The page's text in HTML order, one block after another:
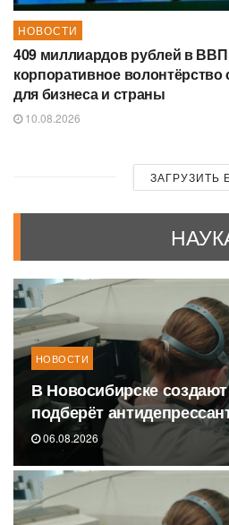
НОВОСТИ
409 миллиардов рублей в ВВП
корпоративное волонтёрство
для бизнеса и страны
10.08.2026
ЗАГРУЗИТЬ
НОВОСТИ
В Новосибирске
подберёт
06.08.2026